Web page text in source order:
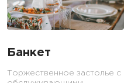
Банкет
Торжественное застолье с